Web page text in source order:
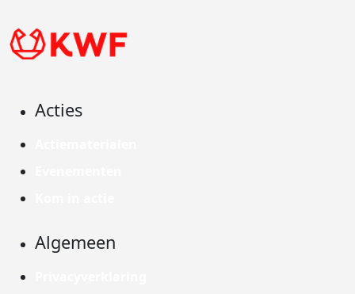
Acties
Algemeen